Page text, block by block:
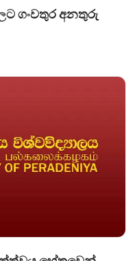
ගංවතුර අනතුරු